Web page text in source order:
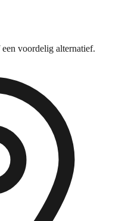
voordelig alternatief.